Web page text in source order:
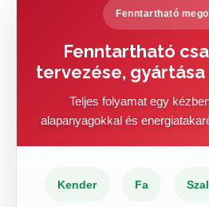
Fenntartható
Fenntartható
tervezése,
Teljes folyamat egy
alapanyagokkal és
Kender Fa